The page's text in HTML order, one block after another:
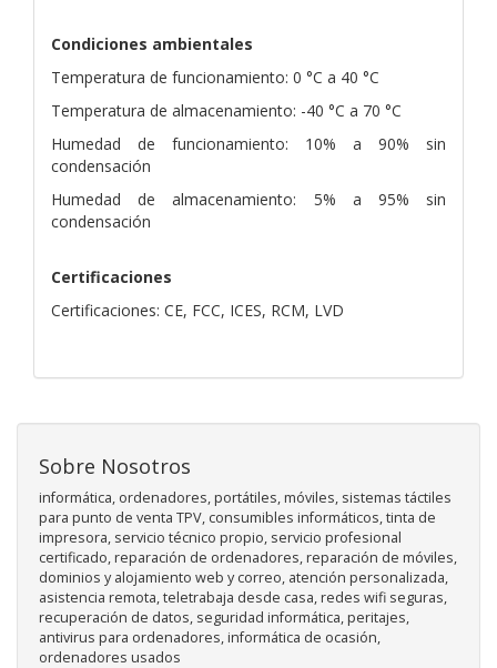
Condiciones ambientales
Temperatura de funcionamiento: 0 °C a 40 °C
Temperatura de almacenamiento: -40 °C a 70 °C
Humedad de funcionamiento: 10% a 90% sin
condensación
Humedad de almacenamiento: 5% a 95% sin
condensación
Certificaciones
Certificaciones: CE, FCC, ICES, RCM, LVD
Sobre Nosotros
informática, ordenadores, portátiles, móviles, sistemas táctiles
para punto de venta TPV, consumibles informáticos, tinta de
impresora, servicio técnico propio, servicio profesional
certificado, reparación de ordenadores, reparación de móviles,
dominios y alojamiento web y correo, atención personalizada,
asistencia remota, teletrabaja desde casa, redes wifi seguras,
recuperación de datos, seguridad informática, peritajes,
antivirus para ordenadores, informática de ocasión,
ordenadores usados